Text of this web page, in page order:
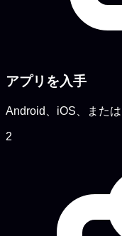
アプリを入手
Android、iOS、また
2